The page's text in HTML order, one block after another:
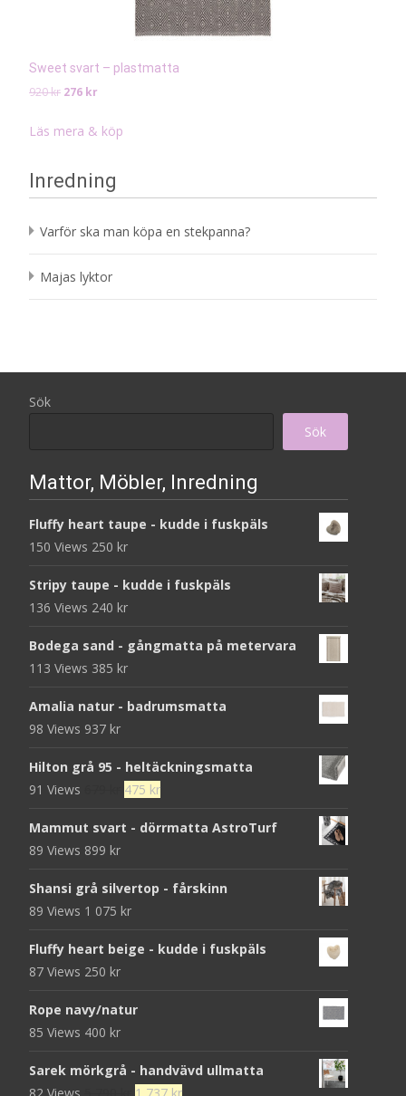
Sweet svart – plastmatta
920kr Det
priset
276 kr
priset
Läs mera & köp
Inredning
Varför ska man köpa en stekpanna?
Majas lyktor
Sök
Sök
Mattor, Möbler, Inredning
Fluffy heart taupe - kudde i fuskpäls
150 Views 250 kr
Stripy taupe - kudde i fuskpäls
136 Views 240 kr
Bodega sand - gångmatta på metervara
113 Views 385 kr
Amalia natur - badrumsmatta
98 Views 937 kr
Hilton grå 95 - heltäckningsmatta
91 Views
Det
priset
475 krDet
priset
475 kr.
Mammut svart - dörrmatta AstroTurf
89 Views 899 kr
Shansi grå silvertop - fårskinn
89 Views 1 075 kr
Fluffy heart beige - kudde i fuskpäls
87 Views 250 kr
Rope navy/natur
85 Views 400 kr
Sarek mörkgrå - handvävd ullmatta
82 Views
Det
1 737 krDet